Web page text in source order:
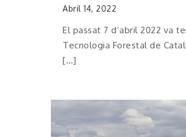
Abril 14, 2022
El passat 7 d’abril 2022 va
Tecnologia Forestal de
[…]